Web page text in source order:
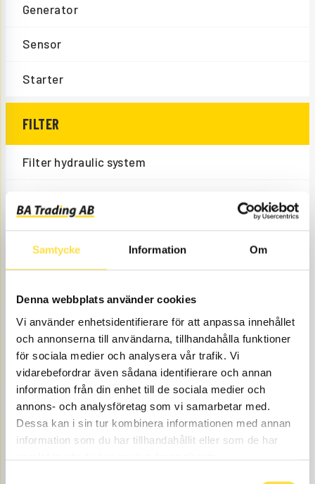
Samtycke Information Om
Denna webbplats använder cookies
Vi använder enhetsidentifierare för att anpassa innehållet
och annonserna till användarna, tillhandahålla funktioner
för sociala medier och analysera vår trafik. Vi
vidarebefordrar även sådana identifierare och annan
information från din enhet till de sociala medier och
annons- och analysföretag som vi samarbetar med.
Dessa kan i sin tur kombinera informationen med annan
information som du har tillhandahållit eller som de har
Generator
Sensor
Starter
FILTER
Filter hydraulic system
Filter transmission
Paint
DRIVER SEAT
Driver seat
HYDRAULIC